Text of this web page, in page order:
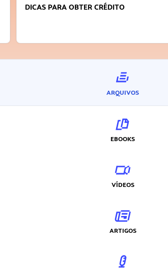
DICAS PARA OBTER CRÉDITO
ARQUIVOS
EBOOKS
VÍDEOS
ARTIGOS